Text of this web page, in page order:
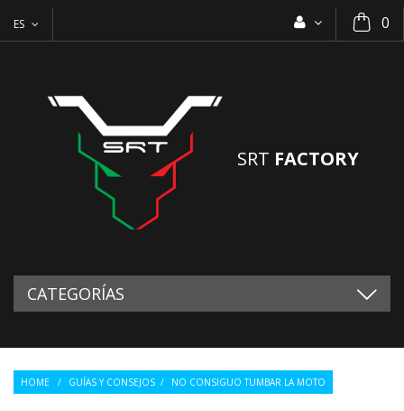
0
ES
SRT FACTORY
CATEGORÍAS
HOME / GUÍAS Y CONSEJOS / NO CONSIGUO TUMBAR LA MOTO